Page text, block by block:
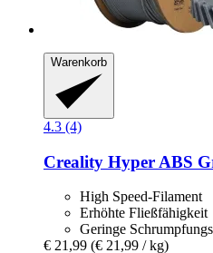
Warenkorb
4.3 (4)
Creality Hyper ABS
High Speed-Filament
Erhöhte Fließfähigkeit
Geringe
€ 21,99 (€ 21,99 / kg)